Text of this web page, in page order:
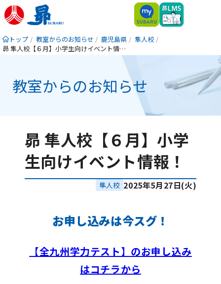
トップ 教室からのお知らせ 鹿児島県
隼人校
昴 隼人校【６月】小学生向けイベント情報！
教室からのお知らせ
昴 隼人校【６月】小学
生向けイベント情報！
隼人校 2025年5月27日(火)
お申し込みは今スグ！
【全九州学力テスト】のお申し込み
はコチラから